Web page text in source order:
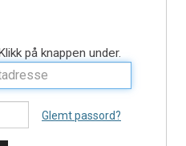
Glemt passord?